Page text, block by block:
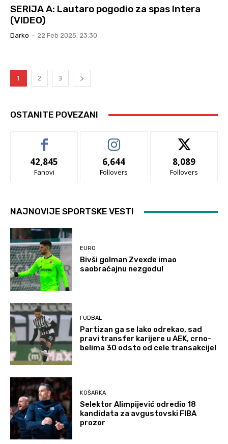
SERIJA A: Lautaro pogodio za spas Intera
(VIDEO)
Darko - 22 Feb 2025. 23:30
1 2 3
OSTANITE POVEZANI
42,845
Fanovi
6,644
Follovers
8,089
Follovers
NAJNOVIJE SPORTSKE VESTI
EURO
Bivši golman Zvexde imao
saobraćajnu nezgodu!
FUDBAL
Partizan ga se lako odrekao, sad
pravi transfer karijere u AEK, crno-
belima 30 odsto od cele transakcije!
KOŠARKA
Selektor Alimpijević odredio 18
kandidata za avgustovski FIBA
prozor